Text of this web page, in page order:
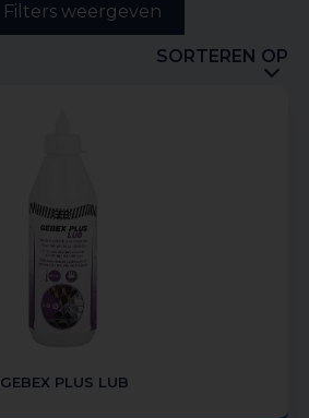
Filters weergeven
SORTEREN OP
GEBEX PLUS LUB